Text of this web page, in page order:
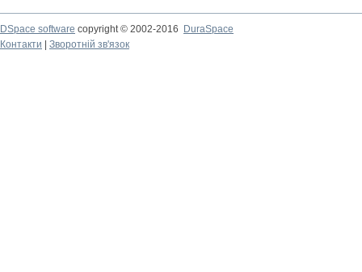
DSpace software copyright © 2002-2016
DuraSpace
Контакти
Зворотній зв'язок